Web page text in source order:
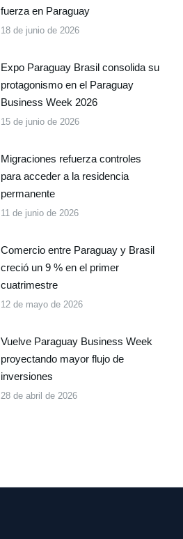
fuerza en Paraguay
18 de junio de 2026
Expo Paraguay Brasil consolida su
protagonismo en el Paraguay
Business Week 2026
15 de junio de 2026
Migraciones refuerza controles
para acceder a la residencia
permanente
11 de junio de 2026
Comercio entre Paraguay y Brasil
creció un 9 % en el primer
cuatrimestre
12 de mayo de 2026
Vuelve Paraguay Business Week
proyectando mayor flujo de
inversiones
28 de abril de 2026